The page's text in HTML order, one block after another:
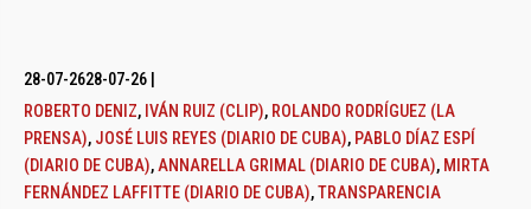
28-07-2628-07-26
ROBERTO DENIZ, IVÁN RUIZ (CLIP), ROLANDO RODRÍGUEZ (LA
PRENSA), JOSÉ LUIS REYES (DIARIO DE CUBA), PABLO DÍAZ ESPÍ
(DIARIO DE CUBA),ANNARELLA GRIMAL (DIARIO DE CUBA), MIRTA
FERNÁNDEZ LAFFITTE (DIARIO DE CUBA),TRANSPARENCIA